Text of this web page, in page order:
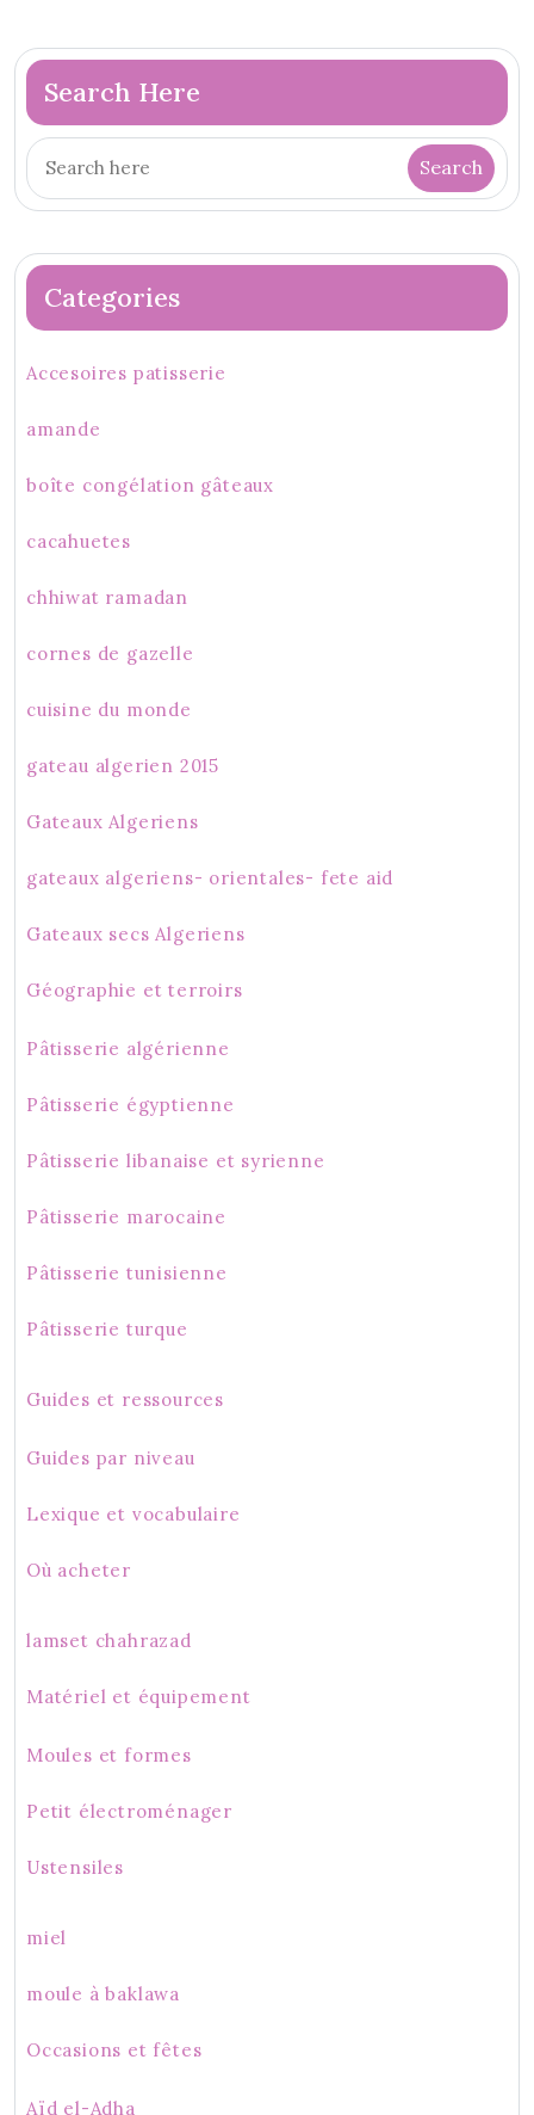
Search Here
Categories
Accesoires patisserie
amande
boîte congélation gâteaux
cacahuetes
chhiwat ramadan
cornes de gazelle
cuisine du monde
gateau algerien 2015
Gateaux Algeriens
gateaux algeriens- orientales- fete aid
Gateaux secs Algeriens
Géographie et terroirs
Pâtisserie algérienne
Pâtisserie égyptienne
Pâtisserie libanaise et syrienne
Pâtisserie marocaine
Pâtisserie tunisienne
Pâtisserie turque
Guides et ressources
Guides par niveau
Lexique et vocabulaire
Où acheter
lamset chahrazad
Matériel et équipement
Moules et formes
Petit électroménager
Ustensiles
miel
moule à baklawa
Occasions et fêtes
Aïd el-Adha